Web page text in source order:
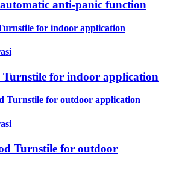
anti-panic function
for indoor application
Turnstile for outdoor